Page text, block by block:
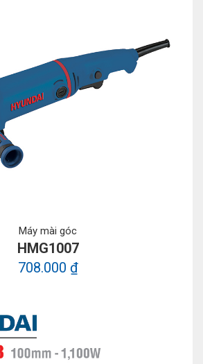
Máy mài góc
HMG1007
708.000 ₫